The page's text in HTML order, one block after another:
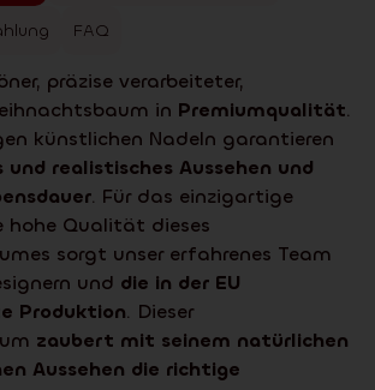
FAQ
präzise verarbeiteter,
in Premiumqualität.
künstlichen Nadeln garantieren
realistisches Aussehen und
. Für das einzigartige
hohe Qualität dieses
sorgt unser erfahrenes Team
und die in der EU
Produktion. Dieser
zaubert mit seinem natürlichen
Aussehen die richtige